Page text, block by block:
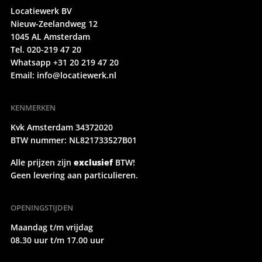
Locatiewerk BV
Nieuw-Zeelandweg 12
1045 AL Amsterdam
Tel. 020-219 47 20
Whatsapp +31 20 219 47 20
Email: info@locatiewerk.nl
KENMERKEN
Kvk Amsterdam 34372020
BTW nummer: NL821733527B01
Alle prijzen zijn exclusiefBTW!
Geen levering aan particulieren.
OPENINGSTIJDEN
Maandag t/m vrijdag
08.30 uur t/m 17.00 uur